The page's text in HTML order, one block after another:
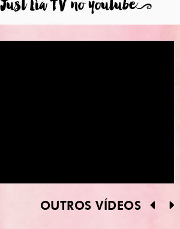
Lia TV no youtube9
OUTROS VÍDEOS